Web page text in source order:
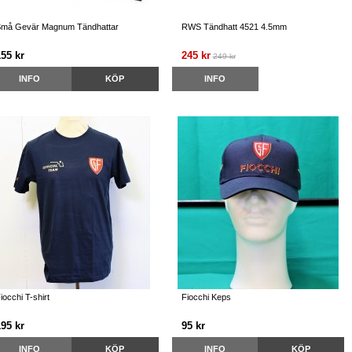
Gevär Magnum Tändhattar
kr
INFO KÖP
RWS Tändhatt 4521 4.5mm
245 kr 249 kr
INFO
T-shirt
kr
INFO KÖP
Fiocchi Keps
95 kr
INFO KÖP